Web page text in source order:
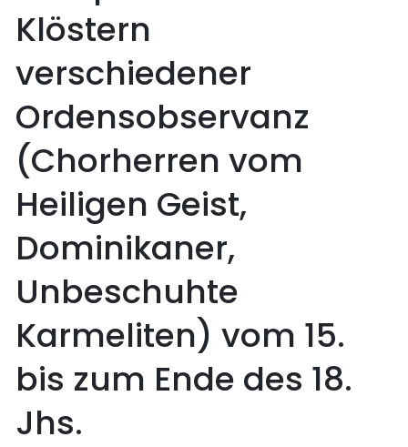
Klöstern
verschiedener
Ordensobservanz
(Chorherren vom
Heiligen Geist,
Dominikaner,
Unbeschuhte
Karmeliten) vom 15.
bis zum Ende des 18.
Jhs.